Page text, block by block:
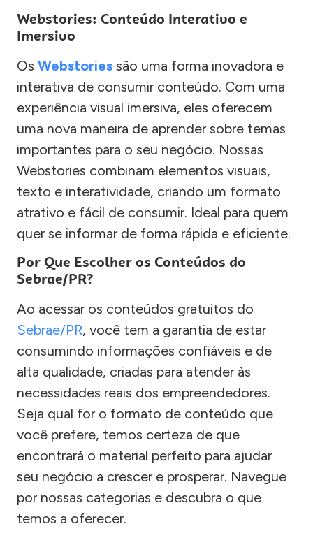
Webstories: Conteúdo Interativo e
Imersivo
Os Webstories são uma forma inovadora e
interativa de consumir conteúdo. Com uma
experiência visual imersiva, eles oferecem
uma nova maneira de aprender sobre temas
importantes para o seu negócio. Nossas
Webstories combinam elementos visuais,
texto e interatividade, criando um formato
atrativo e fácil de consumir. Ideal para quem
quer se informar de forma rápida e eficiente.
Por Que Escolher os Conteúdos do
Sebrae/PR?
Ao acessar os conteúdos gratuitos do
Sebrae/PR, você tem a garantia de estar
consumindo informações confiáveis e de
alta qualidade, criadas para atender às
necessidades reais dos empreendedores.
Seja qual for o formato de conteúdo que
você prefere, temos certeza de que
encontrará o material perfeito para ajudar
seu negócio a crescer e prosperar. Navegue
por nossas categorias e descubra o que
temos a oferecer.